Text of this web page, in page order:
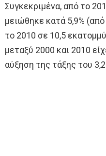
Συγκεκριμένα, από το
μειώθηκε κατά 5,9%
το 2010 σε 10,5
μεταξύ 2000 και 2010
αύξηση της τάξης του